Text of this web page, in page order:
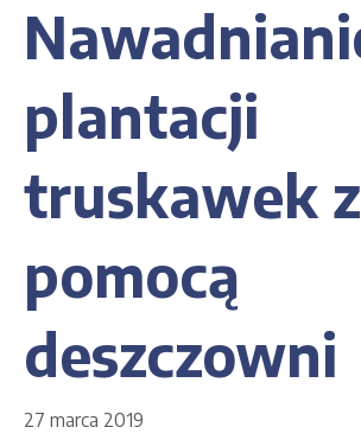
plantacji
truskawek
pomocą
deszczowni
27 marca 2019